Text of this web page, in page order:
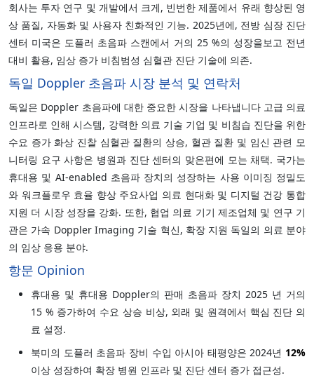
회사는 투자 연구 및 개발에서 크게, 빈번한 제품에서 유래 향상된 영
상 품질, 자동화 및 사용자 친화적인 기능. 2025년에, 전방 심장 진단
센터 미국은 도플러 초음파 스캔에서 거의 25 %의 성장을보고 전년
대비 활용, 임상 증가 비침범성 심혈관 진단 기술에 의존.
독일 Doppler 초음파 시장 분석 및 연락처
독일은 Doppler 초음파에 대한 중요한 시장을 나타냅니다 고급 의료
인프라로 인해 시스템, 강력한 의료 기술 기업 및 비침습 진단을 위한
수요 증가 화상 진찰 심혈관 질환의 상승, 혈관 질환 및 임신 관련 모
니터링 요구 사항은 병원과 진단 센터의 맞은편에 모는 채택. 국가는
휴대용 및 AI-enabled 초음파 장치의 성장하는 사용 이미징 정밀도
와 워크플로우 효율 향상 주요사업 의료 현대화 및 디지털 건강 통합
지원 더 시장 성장을 강화. 또한, 협업 의료 기기 제조업체 및 연구 기
관은 가속 Doppler Imaging 기술 혁신, 확장 지원 독일의 의료 분야
의 임상 응용 분야.
항문 Opinion
휴대용 및 휴대용 Doppler의 판매 초음파 장치 2025 년 거의
15 % 증가하여 수요 상승 비상, 외래 및 원격에서 핵심 진단 의
료 설정.
북미의 도플러 초음파 장비 수입 아시아 태평양은 2024년 12%
이상 성장하여 확장 병원 인프라 및 진단 센터 증가 접근성.